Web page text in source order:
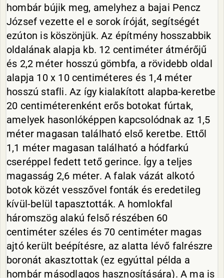
hombár bújik meg, amelyhez a bajai Pencz
József vezette el e sorok íróját, segítségét
ezúton is köszönjük. Az építmény hosszabbik
oldalának alapja kb. 12 centiméter átmérőjű
és 2,2 méter hosszú gömbfa, a rövidebb oldal
alapja 10 x 10 centiméteres és 1,4 méter
hosszú stafli. Az így kialakított alapba-keretbe
20 centiméterenként erős botokat fúrtak,
amelyek hasonlóképpen kapcsolódnak az 1,5
méter magasan található első keretbe. Ettől
1,1 méter magasan található a hódfarkú
cseréppel fedett tető gerince. Így a teljes
magasság 2,6 méter. A falak vázát alkotó
botok közét vesszővel fonták és eredetileg
kívül-belül tapasztották. A homlokfal
háromszög alakú felső részében 60
centiméter széles és 70 centiméter magas
ajtó került beépítésre, az alatta lévő falrészre
boronát akasztottak (ez egyúttal példa a
hombár másodlagos hasznosítására). A ma is